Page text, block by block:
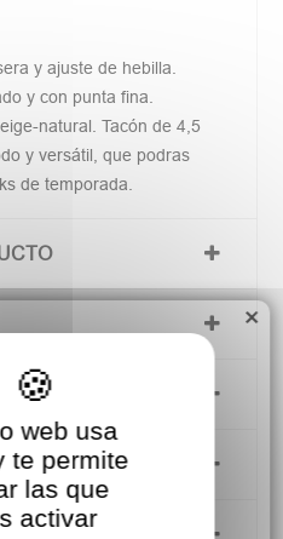
y ajuste de hebilla.
y con punta fina.
natural. Tacón de 4,5
y versátil, que podras
de temporada.
×
web usa
te permite
las que
activar